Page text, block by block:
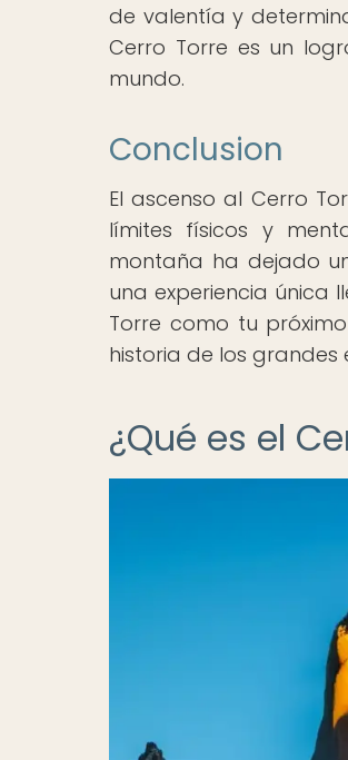
de valentía y
Cerro Torre es un
mundo.
Conclusion
El ascenso al Cerro
límites físicos y
montaña ha dejado
una experiencia única
Torre como tu
historia de los
¿Qué es el